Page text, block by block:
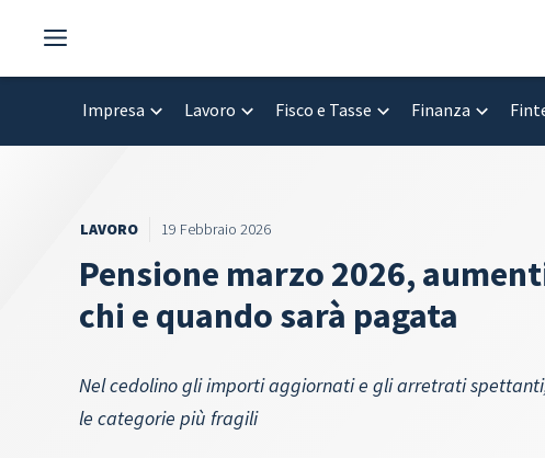
contenuto
Impresa Lavoro Fisco e Tasse Finanza
LAVORO 19 Febbraio 2026
Pensione marzo 2026,
chi e quando sarà pagata
Nel cedolino gli importi aggiornati e gli arretrati
le categorie più fragili